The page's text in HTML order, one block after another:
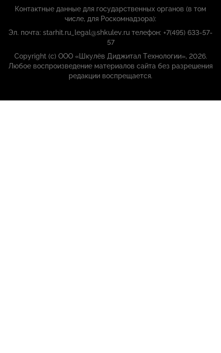
Контактные данные для государственных органов (в том
числе, для Роскомнадзора):
Эл. почта: starhit.ru_legal@shkulev.ru телефон: +7(495) 633-57-
57
Copyright (с) ООО «Шкулёв Диджитал Технологии», 2026.
Любое воспроизведение материалов сайта без разрешения
редакции воспрещается.